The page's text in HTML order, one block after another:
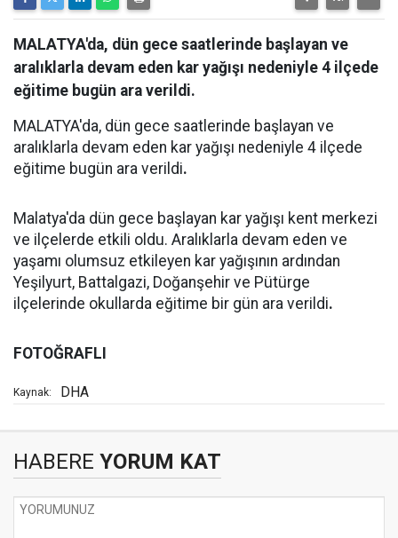
MALATYA'da, dün gece saatlerinde başlayan ve
aralıklarla devam eden kar yağışı nedeniyle 4 ilçede
eğitime bugün ara verildi.
MALATYA'da, dün gece saatlerinde başlayan ve
aralıklarla devam eden kar yağışı nedeniyle 4 ilçede
eğitime bugün ara verildi.
Malatya'da dün gece başlayan kar yağışı kent merkezi
ve ilçelerde etkili oldu. Aralıklarla devam eden ve
yaşamı olumsuz etkileyen kar yağışının ardından
Yeşilyurt, Battalgazi, Doğanşehir ve Pütürge
ilçelerinde okullarda eğitime bir gün ara verildi.
FOTOĞRAFLI
Kaynak: DHA
HABERE YORUM KAT